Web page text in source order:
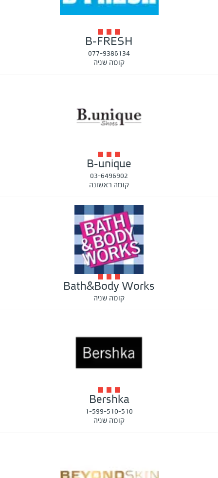
B-FRESH
077-9386134
קומה שניה
B-unique
03-6496902
קומה ראשונה
Bath&Body Works
קומה שניה
Bershka
1-599-510-510
קומה שניה